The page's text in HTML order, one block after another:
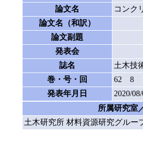
論文名
コンク
論文名（和訳）
論文副題
発表会
誌名
土木技
巻・号・回
62 8
発表年月日
2020/08/
所属研究室
土木研究所 材料資源研究グルー